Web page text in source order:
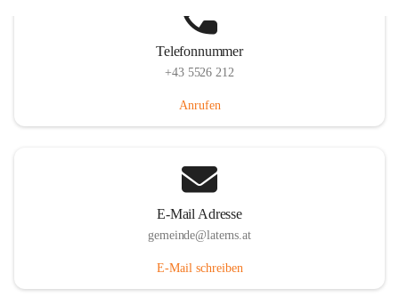
Telefonnummer
+43 5526 212
Anrufen
E-Mail Adresse
gemeinde@laterns.at
E-Mail schreiben